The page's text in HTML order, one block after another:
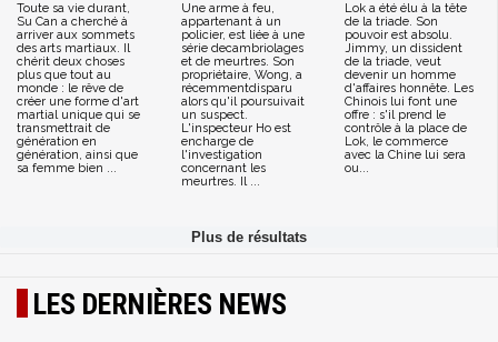
Toute sa vie durant,
Su Can a cherché à
arriver aux sommets
des arts martiaux. Il
chérit deux choses
plus que tout au
monde : le rêve de
créer une forme d'art
martial unique qui se
transmettrait de
génération en
génération, ainsi que
sa femme bien ...
Une arme à feu,
appartenant à un
policier, est liée à une
série decambriolages
et de meurtres. Son
propriétaire, Wong, a
récemmentdisparu
alors qu'il poursuivait
un suspect.
L'inspecteur Ho est
encharge de
l'investigation
concernant les
meurtres. Il ...
Lok a été élu à la tête
de la triade. Son
pouvoir est absolu.
Jimmy, un dissident
de la triade, veut
devenir un homme
d'affaires honnête. Les
Chinois lui font une
offre : s'il prend le
contrôle à la place de
Lok, le commerce
avec la Chine lui sera
ou...
LES DERNIÈRES NEWS